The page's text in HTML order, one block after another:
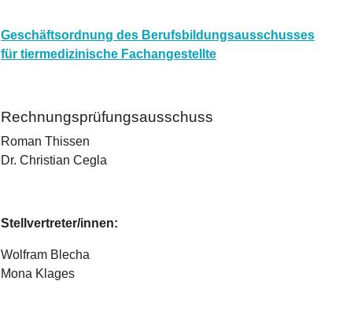
Geschäftsordnung des Berufsbildungsausschusses
für tiermedizinische Fachangestellte
Rechnungsprüfungsausschuss
Roman Thissen
Dr. Christian Cegla
Stellvertreter/innen:
Wolfram Blecha
Mona Klages